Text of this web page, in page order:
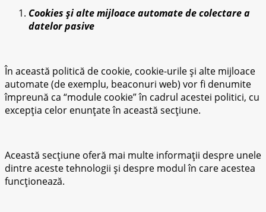
Cookies și alte mijloace automate de colectare a
datelor pasive
În această politică de cookie, cookie-urile și alte mijloace
automate (de exemplu, beaconuri web) vor fi denumite
împreună ca “module cookie” în cadrul acestei politici, cu
excepția celor enunțate în această secțiune.
Această secțiune oferă mai multe informații despre unele
dintre aceste tehnologii și despre modul în care acestea
funcționează.